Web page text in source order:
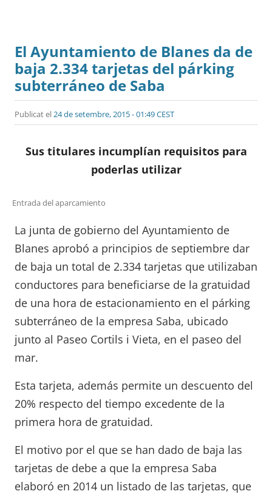
El Ayuntamiento de Blanes da de
baja 2.334 tarjetas del párking
subterráneo de Saba
Publicat el24 de setembre, 2015 - 01:49 CEST
Sus titulares incumplían requisitos para
poderlas utilizar
Entrada del aparcamiento
La junta de gobierno del Ayuntamiento de
Blanes aprobó a principios de septiembre dar
de baja un total de 2.334 tarjetas que utilizaban
conductores para beneficiarse de la gratuidad
de una hora de estacionamiento en el párking
subterráneo de la empresa Saba, ubicado
junto al Paseo Cortils i Vieta, en el paseo del
mar.
Esta tarjeta, además permite un descuento del
20% respecto del tiempo excedente de la
primera hora de gratuidad.
El motivo por el que se han dado de baja las
tarjetas de debe a que la empresa Saba
elaboró en 2014 un listado de las tarjetas, que